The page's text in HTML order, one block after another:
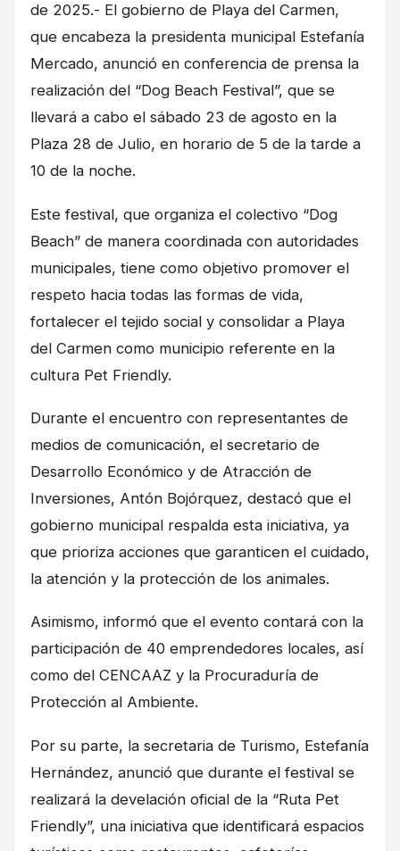
de 2025.- El gobierno de Playa del Carmen,
que encabeza la presidenta municipal Estefanía
Mercado, anunció en conferencia de prensa la
realización del “Dog Beach Festival”, que se
llevará a cabo el sábado 23 de agosto en la
Plaza 28 de Julio, en horario de 5 de la tarde a
10 de la noche.
Este festival, que organiza el colectivo “Dog
Beach” de manera coordinada con autoridades
municipales, tiene como objetivo promover el
respeto hacia todas las formas de vida,
fortalecer el tejido social y consolidar a Playa
del Carmen como municipio referente en la
cultura Pet Friendly.
Durante el encuentro con representantes de
medios de comunicación, el secretario de
Desarrollo Económico y de Atracción de
Inversiones, Antón Bojórquez, destacó que el
gobierno municipal respalda esta iniciativa, ya
que prioriza acciones que garanticen el cuidado,
la atención y la protección de los animales.
Asimismo, informó que el evento contará con la
participación de 40 emprendedores locales, así
como del CENCAAZ y la Procuraduría de
Protección al Ambiente.
Por su parte, la secretaria de Turismo, Estefanía
Hernández, anunció que durante el festival se
realizará la develación oficial de la “Ruta Pet
Friendly”, una iniciativa que identificará espacios